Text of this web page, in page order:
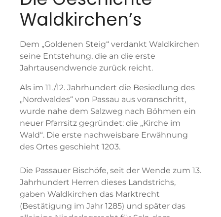
Waldkirchen’s
Dem „Goldenen Steig“ verdankt Waldkirchen
seine Entstehung, die an die erste
Jahrtausendwende zurück reicht.
Als im 11./12. Jahrhundert die Besiedlung des
„Nordwaldes“ von Passau aus voranschritt,
wurde nahe dem Salzweg nach Böhmen ein
neuer Pfarrsitz gegründet: die „Kirche im
Wald“. Die erste nachweisbare Erwähnung
des Ortes geschieht 1203.
Die Passauer Bischöfe, seit der Wende zum 13.
Jahrhundert Herren dieses Landstrichs,
gaben Waldkirchen das Marktrecht
(Bestätigung im Jahr 1285) und später das